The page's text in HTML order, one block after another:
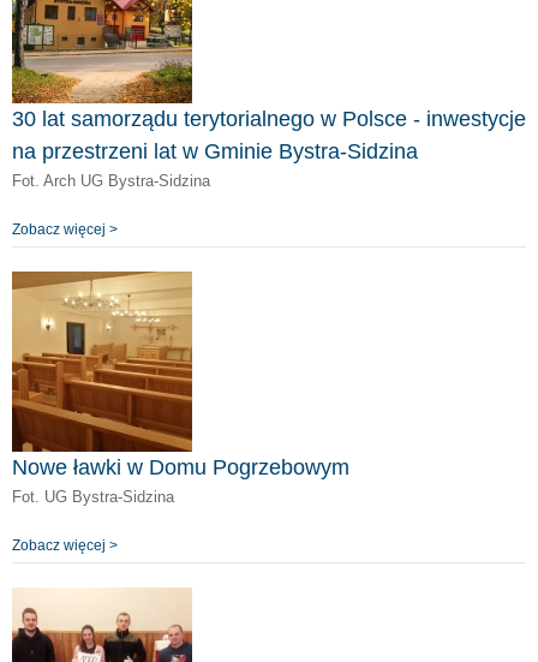
30 lat samorządu terytorialnego w Polsce - inwestycje
na przestrzeni lat w Gminie Bystra-Sidzina
Fot. Arch UG Bystra-Sidzina
Zobacz więcej >
Nowe ławki w Domu Pogrzebowym
Fot. UG Bystra-Sidzina
Zobacz więcej >